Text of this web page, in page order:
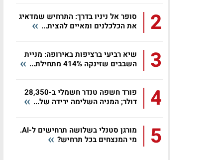
2
סופר אל ניניו בדרך: התרחיש שמדאיג
את הכלכלנים ומאיים להצית...
3
שיא רביעי ברציפות באירופה: מניית
השבבים שזינקה 414% מתחילת...
4
פורד חשפה טנדר חשמלי ב-28,350
דולר; המניה השלימה ירידה של...
5
מורגן סטנלי בשלושה תרחישים ל-AI.
מי המנצחים בכל תרחיש?